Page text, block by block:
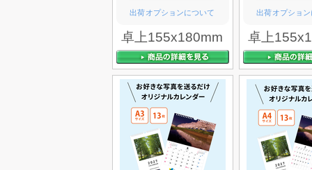
出荷オプションについて
卓上155x180mm
出荷オプショ
卓上